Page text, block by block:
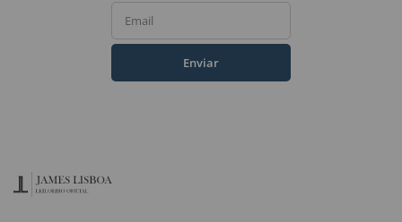
Email
Enviar